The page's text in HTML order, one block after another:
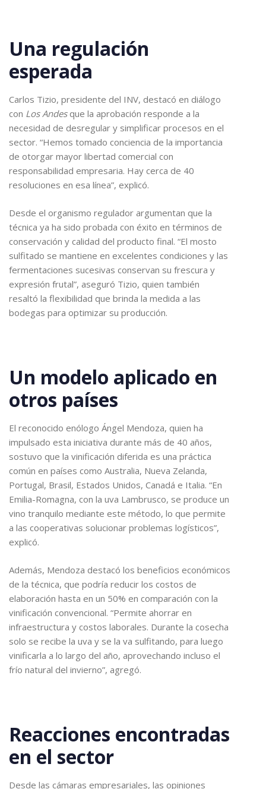
Una regulación
esperada
Carlos Tizio, presidente del INV, destacó en diálogo
con Los Andesque la aprobación responde a la
necesidad de desregular y simplificar procesos en el
sector. “Hemos tomado conciencia de la importancia
de otorgar mayor libertad comercial con
responsabilidad empresaria. Hay cerca de 40
resoluciones en esa línea”, explicó.
Desde el organismo regulador argumentan que la
técnica ya ha sido probada con éxito en términos de
conservación y calidad del producto final. “El mosto
sulfitado se mantiene en excelentes condiciones y las
fermentaciones sucesivas conservan su frescura y
expresión frutal”, aseguró Tizio, quien también
resaltó la flexibilidad que brinda la medida a las
bodegas para optimizar su producción.
Un modelo aplicado en
otros países
El reconocido enólogo Ángel Mendoza, quien ha
impulsado esta iniciativa durante más de 40 años,
sostuvo que la vinificación diferida es una práctica
común en países como Australia, Nueva Zelanda,
Portugal, Brasil, Estados Unidos, Canadá e Italia. “En
Emilia-Romagna, con la uva Lambrusco, se produce un
vino tranquilo mediante este método, lo que permite
a las cooperativas solucionar problemas logísticos”,
explicó.
Además, Mendoza destacó los beneficios económicos
de la técnica, que podría reducir los costos de
elaboración hasta en un 50% en comparación con la
vinificación convencional. “Permite ahorrar en
infraestructura y costos laborales. Durante la cosecha
solo se recibe la uva y se la va sulfitando, para luego
vinificarla a lo largo del año, aprovechando incluso el
frío natural del invierno”, agregó.
Reacciones encontradas
en el sector
Desde las cámaras empresariales, las opiniones